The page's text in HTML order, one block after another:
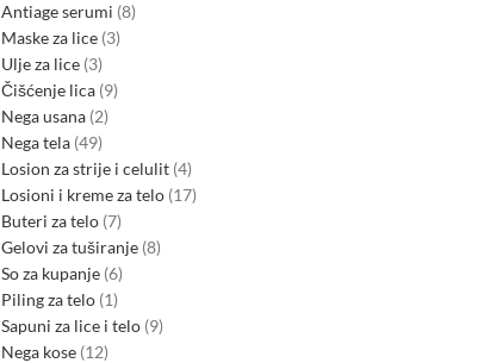
Antiage serumi 8
Maske za lice 3
Ulje za lice 3
Čišćenje lica 9
Nega usana 2
Nega tela 49
Losion za strije i celulit 4
Losioni i kreme za telo 17
Buteri za telo 7
Gelovi za tuširanje 8
So za kupanje 6
Piling za telo 1
Sapuni za lice i telo 9
Nega kose 12